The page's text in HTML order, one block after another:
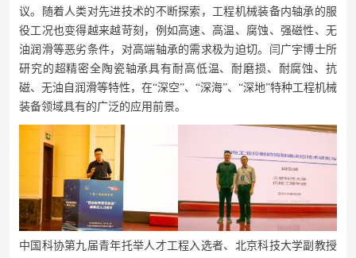
议。随着人类对先进技术的不断探索，工程机械装备内轴承的服
役工况也变得越来越苛刻，例如高速、高温、腐蚀、强磁性、无
油润滑等恶劣条件，对高端轴承的需求极为迫切。闫广宇博士所
研究的超精密全陶瓷轴承具有耐高低温、耐磨损、耐腐蚀、抗
磁、无油自润滑等特性，在“深空”、“深海”、“深地”特种工程机械
装备领域具有的广泛的应用前景。
中国科协第九届青年托举人才工程入选者、北京科技大学副教授